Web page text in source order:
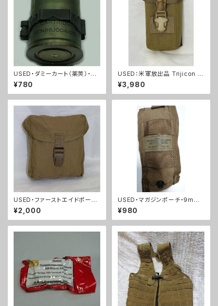
USED・ダミーカート（薬莢）・40
mmグレネードランチャー・ベル
トリンク付き(A0073)
¥780
USED：米軍放出品 Trijicon A
COG RCO トリジコン アコグ
ポーチ タンカラー(A288)
¥3,980
USED・ファーストエイドポー
チ・USMC 海兵隊(A0117)
¥2,000
USED・マガジンポーチ・9mm
(A0024)
¥980